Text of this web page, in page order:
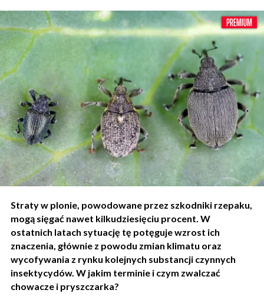
Straty w plonie, powodowane przez szkodniki rzepaku,
mogą sięgać nawet kilkudziesięciu procent. W
ostatnich latach sytuację tę potęguje wzrost ich
znaczenia, głównie z powodu zmian klimatu oraz
wycofywania z rynku kolejnych substancji czynnych
insektycydów. W jakim terminie i czym zwalczać
chowacze i pryszczarka?